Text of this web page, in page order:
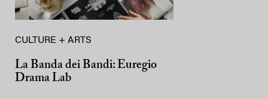
CULTURE + ARTS
La Banda dei Bandi: Euregio
Drama Lab